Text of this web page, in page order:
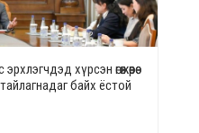
хүрсэн өгөөжөөрөө
байх ёстой